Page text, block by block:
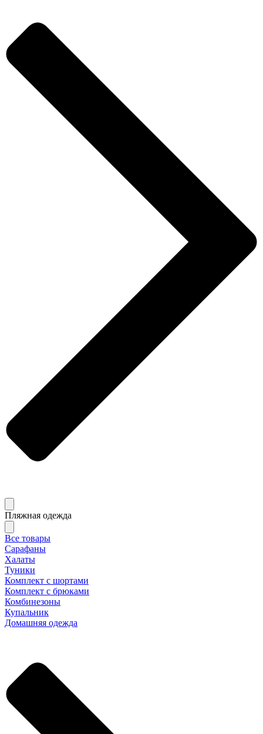
Пляжная одежда
Все товары
Сарафаны
Халаты
Туники
Комплект с шортами
Комплект с брюками
Комбинезоны
Купальник
Домашняя одежда